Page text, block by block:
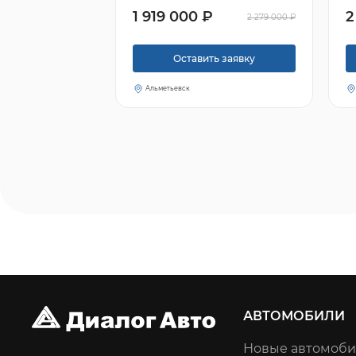
1 919 000 ₽ 2 279 000 ₽
Оставить заявку
Альметьевск
АВТОМОБИЛИ
Новые